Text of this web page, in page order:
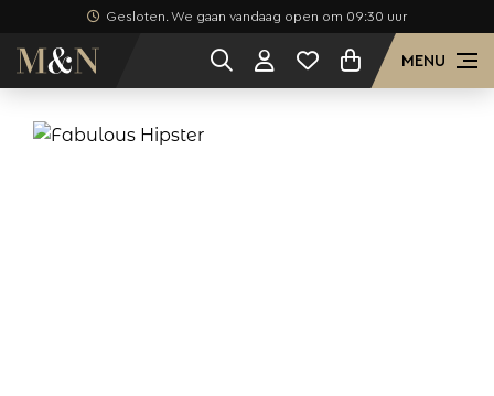
Gesloten. We gaan vandaag open om 09:30 uur
MENU